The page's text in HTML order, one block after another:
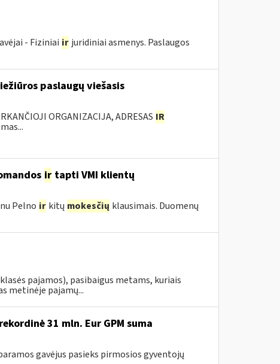
- Fiziniai ir juridiniai asmenys. Paslaugos
paslaugų viešasis
ORGANIZACIJA, ADRESAS IR
irtapti VMI klientų
Pelno ir kitų mokesčių klausimais. Duomenų
pajamos), pasibaigus metams, kuriais
metinėje pajamų...
31 mln. Eur GPM suma
gavėjus pasieks pirmosios gyventojų